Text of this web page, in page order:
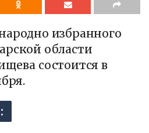
избранного
области
состоится в